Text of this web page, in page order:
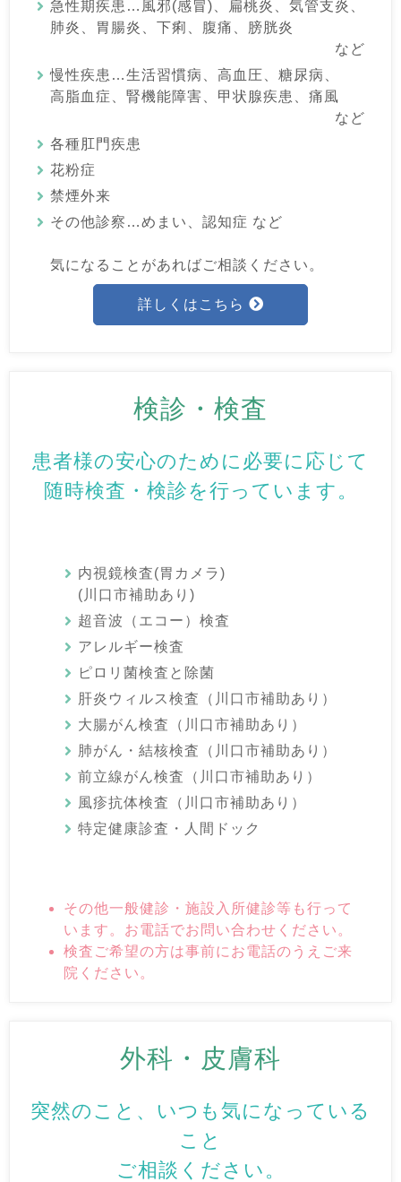
急性期疾患…風邪(感冒)、扁桃炎、気管支炎、
肺炎、胃腸炎、下痢、腹痛、膀胱炎
など
慢性疾患…生活習慣病、高血圧、糖尿病、
高脂血症、腎機能障害、甲状腺疾患、痛風
など
各種肛門疾患
花粉症
禁煙外来
その他診察…めまい、認知症 など
気になることがあればご相談ください。
詳しくはこちら
検診・検査
患者様の安心のために必要に応じて
随時検査・検診を行っています。
内視鏡検査(胃カメラ)
(川口市補助あり)
超音波（エコー）検査
アレルギー検査
ピロリ菌検査と除菌
肝炎ウィルス検査（川口市補助あり）
大腸がん検査（川口市補助あり）
肺がん・結核検査（川口市補助あり）
前立線がん検査（川口市補助あり）
風疹抗体検査（川口市補助あり）
特定健康診査・人間ドック
その他一般健診・施設入所健診等も行って
います。お電話でお問い合わせください。
検査ご希望の方は事前にお電話のうえご来
院ください。
外科・皮膚科
突然のこと、いつも気になっている
こと
ご相談ください。